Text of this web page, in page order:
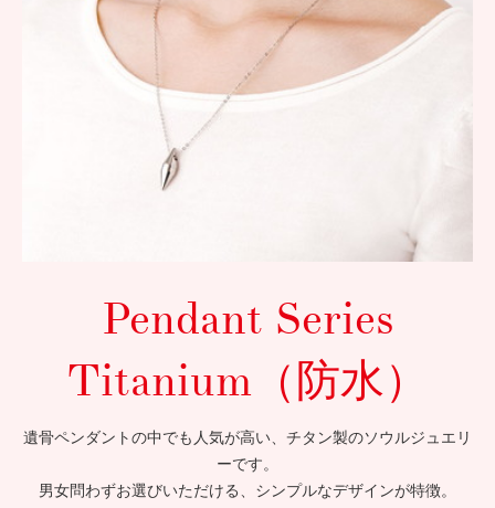
Pendant Series
Titanium（防水）
遺骨ペンダントの中でも人気が高い、チタン製のソウルジュエリ
ーです。
男女問わずお選びいただける、シンプルなデザインが特徴。